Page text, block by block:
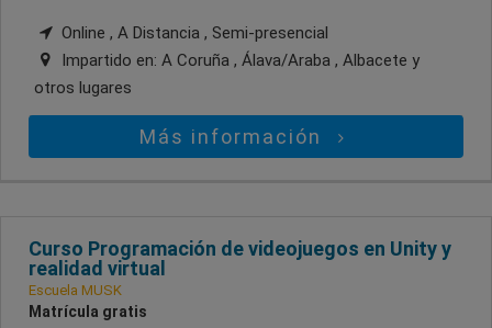
Online , A Distancia , Semi-presencial
Impartido en: A Coruña , Álava/Araba , Albacete y
otros lugares
Más información
Curso Programación de videojuegos en Unity y
realidad virtual
Escuela MUSK
Matrícula gratis